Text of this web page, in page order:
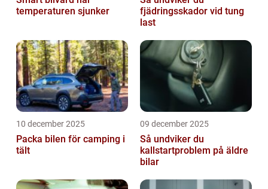
temperaturen sjunker
fjädringsskador vid tung
last
10 december 2025
Packa bilen för camping i
tält
09 december 2025
Så undviker du
kallstartproblem på äldre
bilar